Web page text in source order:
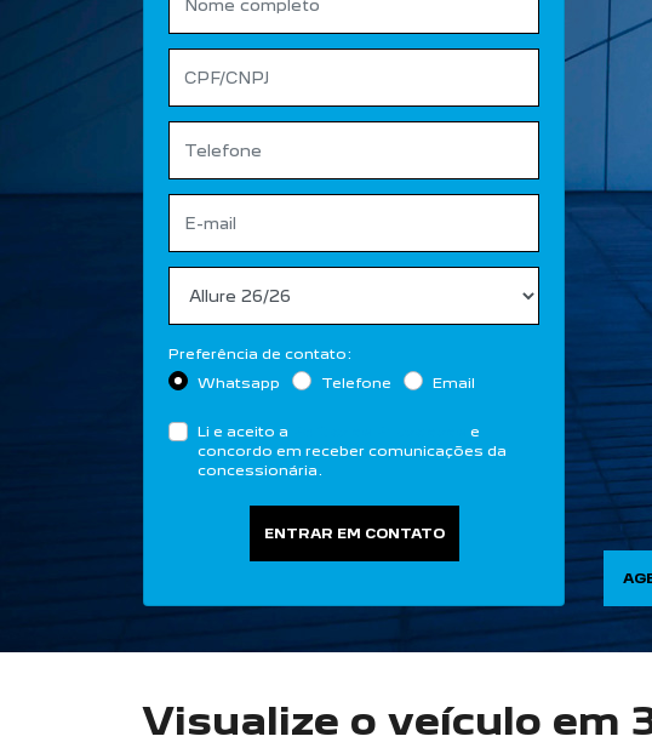
Preferência de contato:
Whatsapp
Telefone Email
Li e aceito a
e
concordo em receber comunicações da
concessionária.
ENTRAR EM CONTATO
Visualize o veículo em